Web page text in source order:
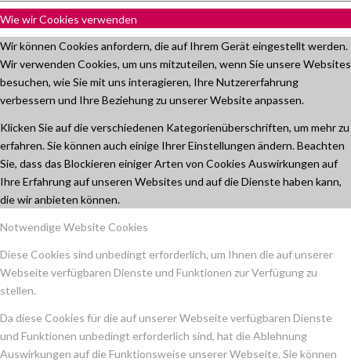
Wie wir Cookies verwenden
Wir können Cookies anfordern, die auf Ihrem Gerät eingestellt werden.
Wir verwenden Cookies, um uns mitzuteilen, wenn Sie unsere Websites
besuchen, wie Sie mit uns interagieren, Ihre Nutzererfahrung
verbessern und Ihre Beziehung zu unserer Website anpassen.
Klicken Sie auf die verschiedenen Kategorienüberschriften, um mehr zu
erfahren. Sie können auch einige Ihrer Einstellungen ändern. Beachten
Sie, dass das Blockieren einiger Arten von Cookies Auswirkungen auf
Ihre Erfahrung auf unseren Websites und auf die Dienste haben kann,
die wir anbieten können.
Notwendige Website Cookies
Diese Cookies sind unbedingt erforderlich, um Ihnen die auf unserer
Webseite verfügbaren Dienste und Funktionen zur Verfügung zu
stellen.
Da diese Cookies für die auf unserer Webseite verfügbaren Dienste
und Funktionen unbedingt erforderlich sind, hat die Ablehnung
Auswirkungen auf die Funktionsweise unserer Webseite. Sie können